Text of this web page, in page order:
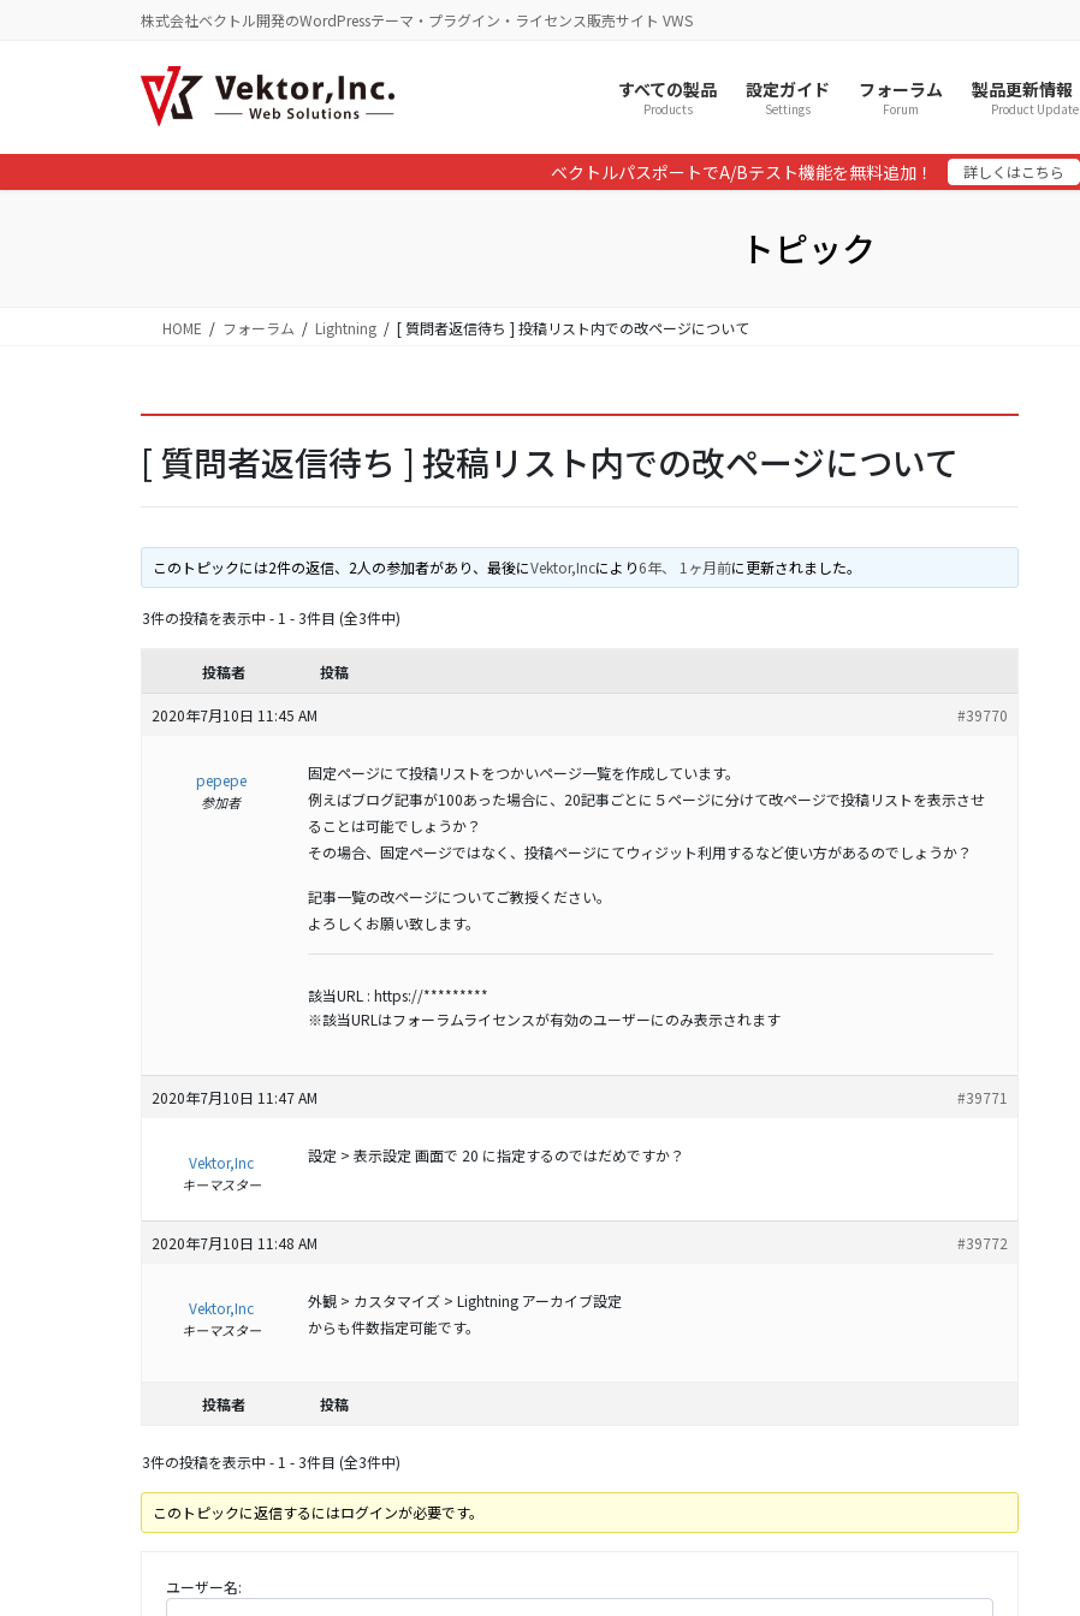
に
移
ョ
ン
株式会社ベクトル開発のWordPressテーマ・プラグイン・ライセンス販売サイト VWS
すべての製品
Products
設定ガイド
Settings
フォーラム
Forum
製品更新情報
Product Update
ベクトルパスポートでA/Bテスト機能を無料追加！ 詳しくはこちら
トピック
HOME フォーラム Lightning [ 質問者返信待ち ] 投稿リスト内での改ページについて
[ 質問者返信待ち ] 投稿リスト内での改ページについて
このトピックには2件の返信、2人の参加者があり、最後にVektor,Incにより6年、 1ヶ月前に更新されました。
3件の投稿を表示中 - 1 - 3件目 (全3件中)
投稿者 投稿
2020年7月10日 11:45 AM #39770
pepepe
参加者
固定ページにて投稿リストをつかいページ一覧を作成しています。
例えばブログ記事が100あった場合に、20記事ごとに５ページに分けて改ページで投稿リストを表示させ
ることは可能でしょうか？
その場合、固定ページではなく、投稿ページにてウィジット利用するなど使い方があるのでしょうか？
記事一覧の改ページについてご教授ください。
よろしくお願い致します。
該当URL : https://*********
※該当URLはフォーラムライセンスが有効のユーザーにのみ表示されます
2020年7月10日 11:47 AM #39771
Vektor,Inc
キーマスター
設定 > 表示設定 画面で 20 に指定するのではだめですか？
2020年7月10日 11:48 AM #39772
Vektor,Inc
キーマスター
外観 > カスタマイズ > Lightning アーカイブ設定
からも件数指定可能です。
投稿者 投稿
3件の投稿を表示中 - 1 - 3件目 (全3件中)
このトピックに返信するにはログインが必要です。
ユーザー名: